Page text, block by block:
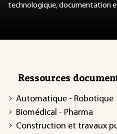
technologique, documentation
Ressources
Automatique - Robotique
Biomédical - Pharma
Construction et travaux